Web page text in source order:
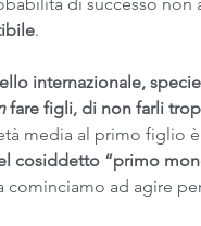
.
internazionale,
fare figli, di non farli
media al primo figlio
cosiddetto “primo
cominciamo ad agire